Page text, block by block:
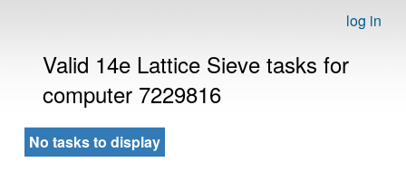
log in
Valid 14e Lattice Sieve tasks for
computer 7229816
No tasks to display